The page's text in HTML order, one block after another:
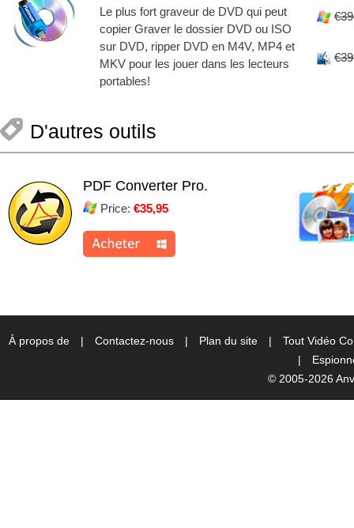
Le plus fort graveur de DVD qui peut
copier Graver le dossier DVD ou ISO
sur DVD, ripper DVD en M4V, MP4 et
MKV pour les jouer dans les lecteurs
portables!
D'autres outils
PDF Converter Pro.
Price: €35,95
À propos de | Contactez-nous | Plan du site |
Tout Vidéo
|
© 2005-2026